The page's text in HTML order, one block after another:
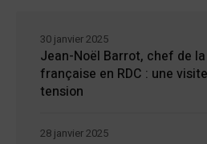
Jean-Noël Barrot, chef de
française en RDC : une
tension
30 janvier 2025
28 janvier 2025